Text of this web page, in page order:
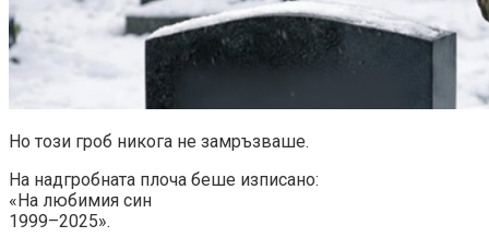
Но този гроб никога не замръзваше.
На надгробната плоча беше изписано:
«На любимия син
1999–2025».